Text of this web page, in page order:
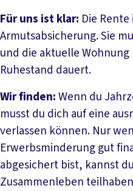
Für uns ist klar: Die
Armutsabsicherung. Sie
und die aktuelle
Ruhestand dauert.
Wir finden:Wenn du
musst du dich auf eine
verlassen können. Nur
Erwerbsminderung gut
abgesichert bist, kannst
Zusammenleben